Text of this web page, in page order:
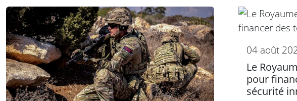
04 août
Le
pour
sécurité